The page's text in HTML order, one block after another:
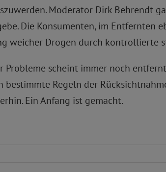
Moderator Dirk Behrendt
Die Konsumenten, im
weicher Drogen durch kontrollierte
Probleme scheint immer noch
bestimmte Regeln der
Ein Anfang ist gemacht.